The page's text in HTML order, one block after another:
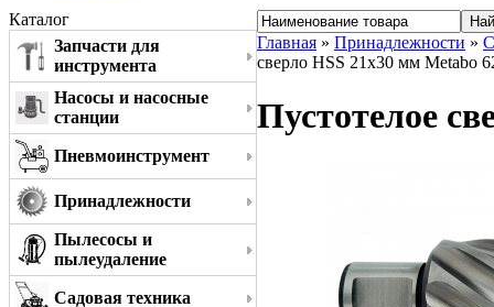
Каталог
Запчасти для
инструмента
Насосы и насосные
станции
Пневмоинструмент
Принадлежности
Пылесосы и
пылеудаление
Садовая техника
Главная » Принадлежности »
сверло HSS 21x30 мм Metabo
Пустотелое